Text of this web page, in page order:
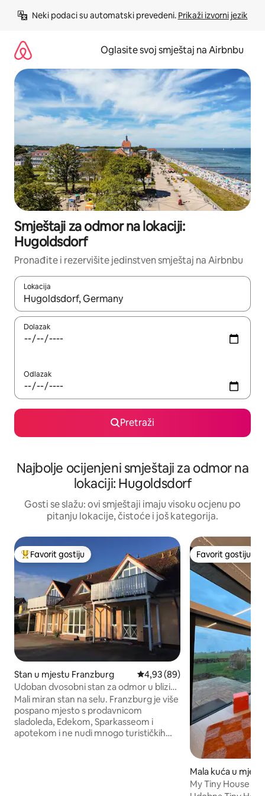
Neki podaci su automatski prevedeni. Prikaži izvorni jezik
Oglasite svoj smještaj na Airbnbu
Smještaji za odmor na lokaciji:
Hugoldsdorf
Pronađite i rezervišite jedinstven smještaj na Airbnbu
Lokacija
Kad rezultati budu dostupni, krećite se gore i dolje pomoću
Dolazak
Odlazak
Pretraži
Najbolje ocijenjeni smještaji za odmor na
lokaciji: Hugoldsdorf
Gosti se slažu: ovi smještaji imaju visoku ocjenu po
pitanju lokacije, čistoće i još kategorija.
Glavni favorit gostiju
Favorit gostiju
Stan u mjestu Franzburg Prosječna ocjena: 4,93 od 5,
4,93 (89)
Udoban dvosobni stan za odmor u blizini
Baltičkog mora
Mali miran stan na selu. Franzburg je više
pospano mjesto s prodavnicom
sladoleda, Edekom, Sparkasseom i
apotekom i ne nudi mnogo turističkih
Favorit gostiju
Favorit gostiju
Mala kuća u
My Tiny House na